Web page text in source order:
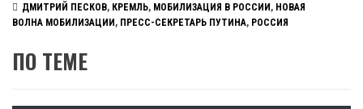
ДМИТРИЙ ПЕСКОВ, КРЕМЛЬ, МОБИЛИЗАЦИЯ В РОССИИ, НОВАЯ
ВОЛНА МОБИЛИЗАЦИИ, ПРЕСС-СЕКРЕТАРЬ ПУТИНА, РОССИЯ
ПО ТЕМЕ